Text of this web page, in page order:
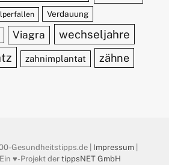
Verdauung
Viagra wechseljahre
zahnimplantat zähne
Gesundheitstipps.de | Impressum|
♥️-Projekt der tippsNET GmbH